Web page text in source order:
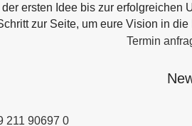
ersten Idee bis zur
zur Seite, um eure Vision in
Termin
211 90697 0